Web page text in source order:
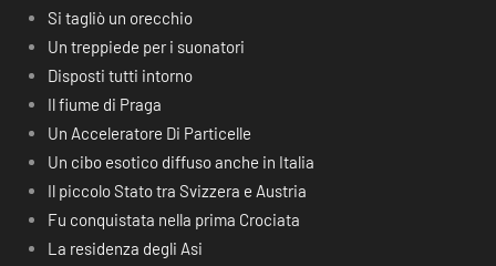
Si tagliò un orecchio
Un treppiede per i suonatori
Disposti tutti intorno
Il fiume di Praga
Un Acceleratore Di Particelle
Un cibo esotico diffuso anche in Italia
Il piccolo Stato tra Svizzera e Austria
Fu conquistata nella prima Crociata
La residenza degli Asi